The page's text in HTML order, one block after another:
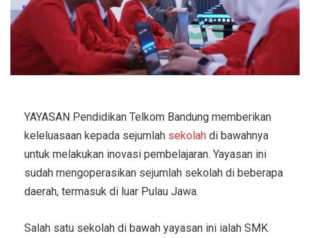
YAYASAN Pendidikan Telkom Bandung memberikan
keleluasaan kepada sejumlah sekolah di bawahnya
untuk melakukan inovasi pembelajaran. Yayasan ini
sudah mengoperasikan sejumlah sekolah di beberapa
daerah, termasuk di luar Pulau Jawa.
Salah satu sekolah di bawah yayasan ini ialah SMK